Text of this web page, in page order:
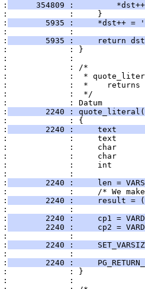
354809 :
:     }
5935 :     *dst++ =
:             :
5935 :     return
: }
:             :
: /*
:  *
:  *    returns
:  */
: Datum
2240 :
: {
2240 :     text
:     text
:     char
:     char
:     int
:             :
2240 :     len =
:     /* We
2240 :     result =
:             :
2240 :     cp1 =
2240 :     cp2 =
:             :
2240 :
:             :
2240 :
: }
:             :